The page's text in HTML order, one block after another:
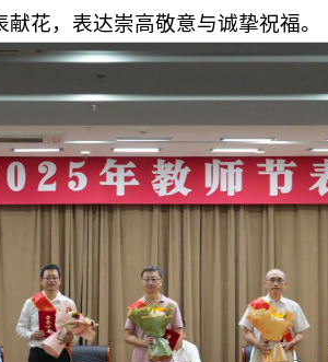
花，表达崇高敬意与诚挚祝福。